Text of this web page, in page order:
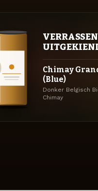
Chimay
(Blue)
Donker Belgisch
Chimay